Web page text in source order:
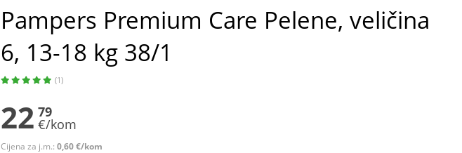
Pampers Premium Care Pelene, veličina
6, 13-18 kg 38/1
(1)
22 79
€/kom
Cijena za j.m.: 0,60 €/kom